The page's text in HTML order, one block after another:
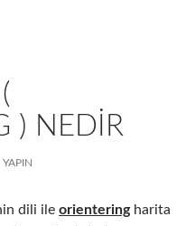
) NEDIR
dili ile orienteringharita